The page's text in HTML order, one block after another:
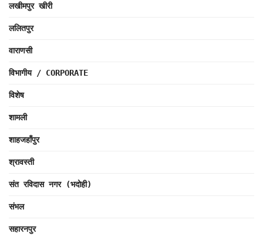
लखीमपुर खीरी
ललितपुर
वाराणसी
विभागीय / CORPORATE
विशेष
शामली
शाहजहाँपुर
श्रावस्ती
संत रविदास नगर (भदोही)
संभल
सहारनपुर